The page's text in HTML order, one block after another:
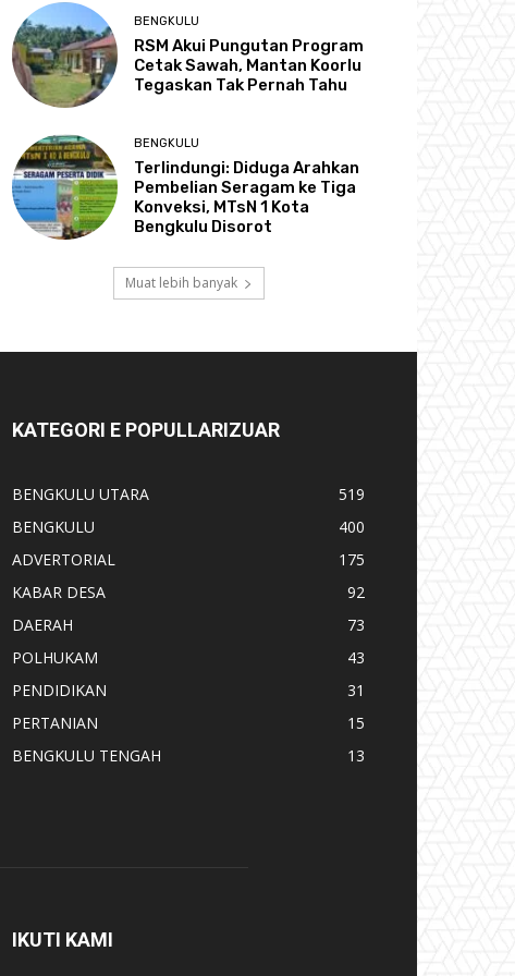
BENGKULU
RSM Akui Pungutan Program
Cetak Sawah, Mantan Koorlu
Tegaskan Tak Pernah Tahu
BENGKULU
Terlindungi: Diduga Arahkan
Pembelian Seragam ke Tiga
Konveksi, MTsN 1 Kota
Bengkulu Disorot
Muat lebih banyak
KATEGORI E POPULLARIZUAR
BENGKULU UTARA
519
BENGKULU
400
ADVERTORIAL
175
KABAR DESA
92
DAERAH
73
POLHUKAM
43
PENDIDIKAN
31
PERTANIAN
15
BENGKULU TENGAH
13
IKUTI KAMI